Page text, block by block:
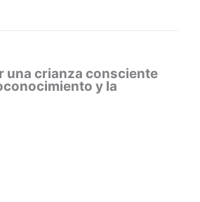
una crianza consciente
y la